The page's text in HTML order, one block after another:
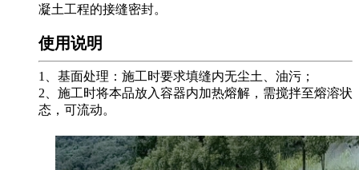
凝土工程的接缝密封。
使用说明
1、基面处理：施工时要求填缝内无尘土、油污；
2、施工时将本品放入容器内加热熔解，需搅拌至熔溶状
态，可流动。